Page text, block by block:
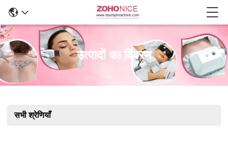
उत्पादों का विवरण
सभी श्रेणियाँ